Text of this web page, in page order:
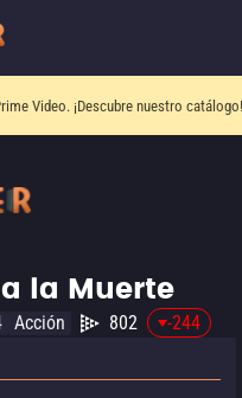
Video. ¡Descubre nuestro catálogo!
la Muerte
Acción 802 -244